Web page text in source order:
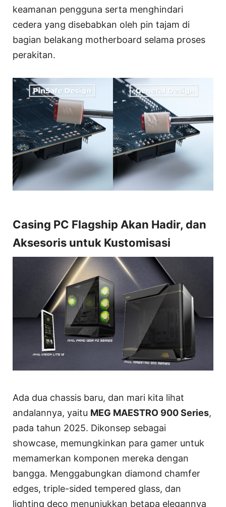
keamanan pengguna serta menghindari
cedera yang disebabkan oleh pin tajam di
bagian belakang motherboard selama proses
perakitan.
Casing PC Flagship Akan Hadir, dan
Aksesoris untuk Kustomisasi
Ada dua chassis baru, dan mari kita lihat
andalannya, yaitu MEG MAESTRO 900 Series,
pada tahun 2025. Dikonsep sebagai
showcase, memungkinkan para gamer untuk
memamerkan komponen mereka dengan
bangga. Menggabungkan diamond chamfer
edges, triple-sided tempered glass, dan
lighting deco menunjukkan betapa elegannya